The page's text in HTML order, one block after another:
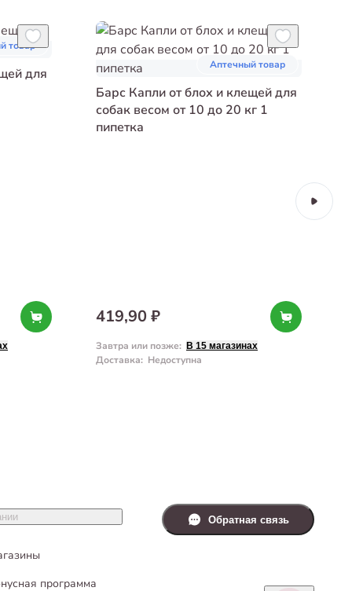
товар
для
Аптечный товар
Барс Капли от блох и клещей для
собак весом от 10 до 20 кг 1
пипетка
419,90 ₽
Завтра или позже: В 15 магазинах
Доставка: Недоступна
программа
Обратная связь